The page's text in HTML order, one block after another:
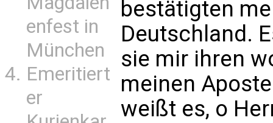
enfest in
München
Emeritiert
er
bestätigten
Deutschland.
sie mir ihren
meinen
weißt es, o